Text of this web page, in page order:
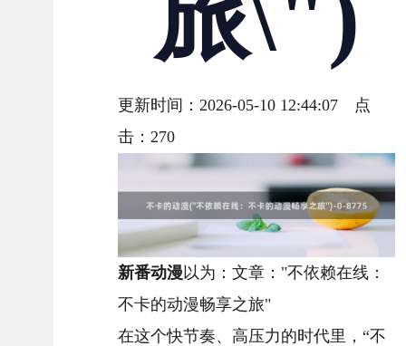
更新时间：2026-05-10 12:44:07 点
击：270
新番动漫 以为：文章："不依赖在线：
不卡的动漫畅享之旅"
在这个快节奏、高压力的时代里，“不